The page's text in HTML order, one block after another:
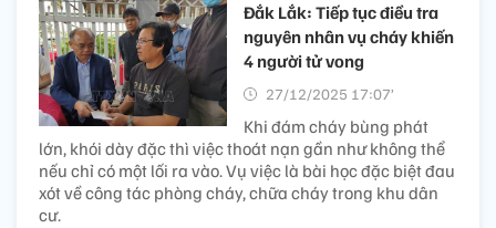
Đắk Lắk: Tiếp tục điều tra
nguyên nhân vụ cháy khiến
4 người tử vong​
27/12/2025 17:07’
Khi đám cháy bùng phát
lớn, khói dày đặc thì việc thoát nạn gần như không thể
nếu chỉ có một lối ra vào. Vụ việc là bài học đặc biệt đau
xót về công tác phòng cháy, chữa cháy trong khu dân
cư.